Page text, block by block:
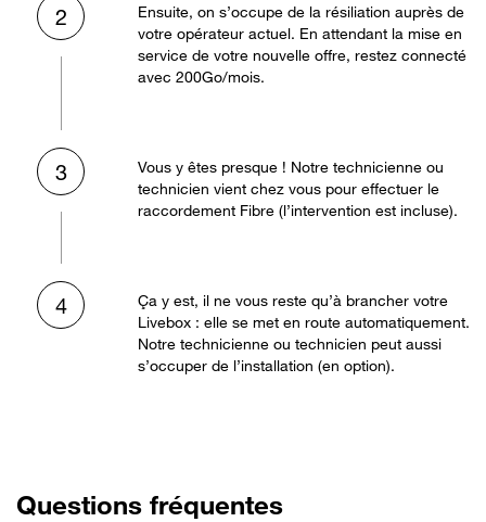
2
Ensuite, on s’occupe de la résiliation auprès de
votre opérateur actuel. En attendant la mise en
service de votre nouvelle offre, restez connecté
avec 200Go/mois.
3
Vous y êtes presque ! Notre technicienne ou
technicien vient chez vous pour effectuer le
raccordement Fibre (l’intervention est incluse).
4
Ça y est, il ne vous reste qu’à brancher votre
Livebox : elle se met en route automatiquement.
Notre technicienne ou technicien peut aussi
s’occuper de l’installation (en option).
Questions fréquentes